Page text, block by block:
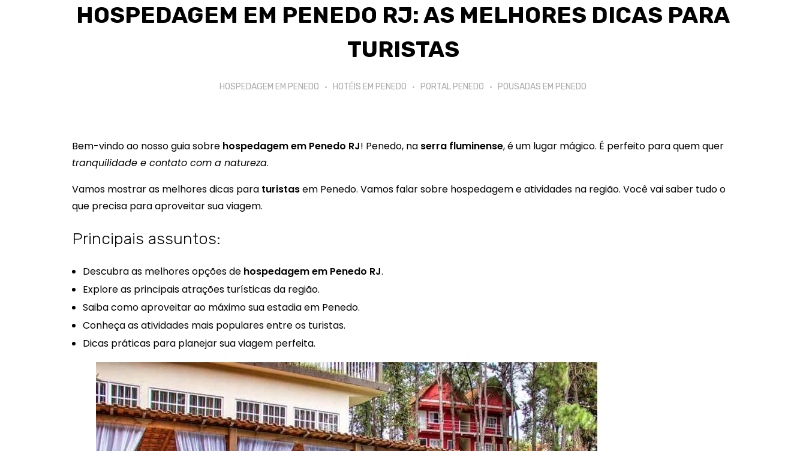
HOSPEDAGEM EM PENEDO RJ: AS MELHORES DICAS PARA
TURISTAS
HOSPEDAGEM EM PENEDO HOTÉIS EM PENEDO PORTAL PENEDO POUSADAS EM PENEDO
Bem-vindo ao nosso guia sobre hospedagem em Penedo RJ! Penedo, na serra fluminense, é um lugar mágico. É perfeito para quem quer
tranquilidade e contato com a natureza.
Vamos mostrar as melhores dicas para turistasem Penedo. Vamos falar sobre hospedagem e atividades na região. Você vai saber tudo o
que precisa para aproveitar sua viagem.
Principais assuntos:
Descubra as melhores opções de hospedagem em Penedo RJ.
Explore as principais atrações turísticas da região.
Saiba como aproveitar ao máximo sua estadia em Penedo.
Conheça as atividades mais populares entre os turistas.
Dicas práticas para planejar sua viagem perfeita.